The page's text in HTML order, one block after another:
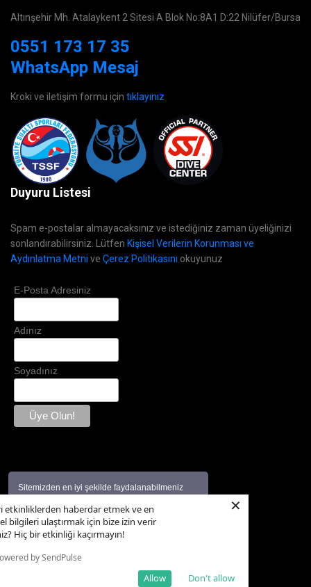
etkinliklerden haberdar etmek ve en
bilgileri ulaştırmak için bize izin verir
Hiç bir etkinliği kaçırmayın!
by SendPulse
Don't allow
Allow
×
Sitemizden en iyi şekilde faydalanabilmeniz
yaparakÇerez Kullanımını Politikamızı
Güvenliği Aydınlatma Metninikabul etmiş
sayılıyorsunuz. Daha fazla bilgi
Altınşehir Mh. Atalaykent 2 Sitesi A Blok No:8A1 D:22 Nilüfer/Bursa
0551 173 17 35
WhatsApp Mesaj
Kroki ve iletişim formu için tıklayınız
Duyuru Listesi
Spam e-postalar almayacaksınız ve istediğiniz zaman üyeliğinizi
sonlandırabilirsiniz. Lütfen Kişisel Verilerin Korunması ve
Aydınlatma Metni ve Çerez Politikasını okuyunuz
E-Posta Adresiniz
Adınız
Soyadınız
Copyright © 2007 - 2026 Tüm hakları saklıdır.